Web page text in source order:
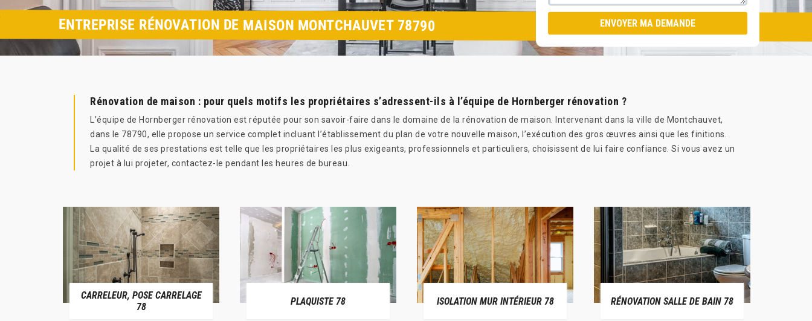
ENTREPRISE RÉNOVATION DE MAISON MONTCHAUVET 78790
Rénovation de maison : pour quels motifs les propriétaires s’adressent-ils à l’équipe de Hornberger rénovation ?
L’équipe de Hornberger rénovation est réputée pour son savoir-faire dans le domaine de la rénovation de maison. Intervenant dans la ville de Montchauvet,
dans le 78790, elle propose un service complet incluant l’établissement du plan de votre nouvelle maison, l’exécution des gros œuvres ainsi que les finitions.
La qualité de ses prestations est telle que les propriétaires les plus exigeants, professionnels et particuliers, choisissent de lui faire confiance. Si vous avez un
projet à lui projeter, contactez-le pendant les heures de bureau.
CARRELEUR, POSE CARRELAGE
78
PLAQUISTE 78 ISOLATION MUR INTÉRIEUR 78 RÉNOVATION SALLE DE BAIN 78